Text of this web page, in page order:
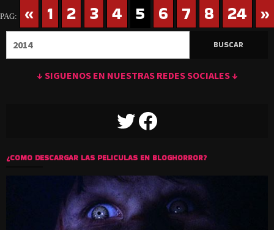
PAG: « 1 2 3 4 5 6 7 8 24 »
↓ SIGUENOS EN NUESTRAS REDES SOCIALES ↓
TWITTERFACEBOOK
¿COMO DESCARGAR LAS PELICULAS EN BLOGHORROR?